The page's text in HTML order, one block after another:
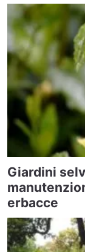
Giardini
erbacce